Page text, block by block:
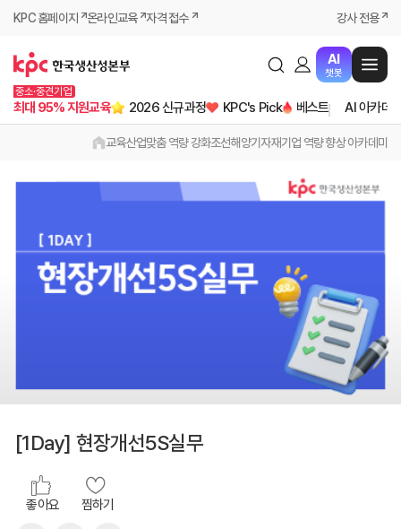
KPC 홈페이지 온라인교육 자격 접수 강사 전용
AI
챗봇
중소·중견기업
최대 95% 지원교육 2026 신규과정 KPC's Pick 베스트 AI 아카데
교육산업맞춤 역량 강화조선해양기자재기업 역량 향상 아카데미
[1Day] 현장개선5S실무
좋아요 찜하기